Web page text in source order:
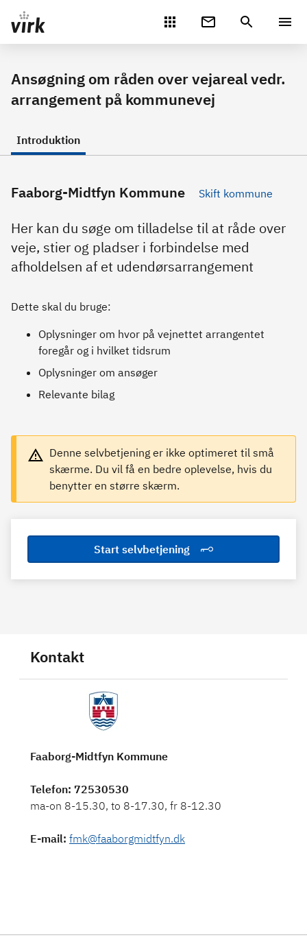
Gå direkte til indhold
Ansøgning om råden over vejareal vedr.
arrangement på kommunevej
Introduktion
Faaborg-Midtfyn Kommune Skift kommune
Her kan du søge om tilladelse til at råde over
veje, stier og pladser i forbindelse med
afholdelsen af et udendørsarrangement
Dette skal du bruge:
Oplysninger om hvor på vejnettet arrangentet
foregår og i hvilket tidsrum
Oplysninger om ansøger
Relevante bilag
Denne selvbetjening er ikke optimeret til små
skærme. Du vil få en bedre oplevelse, hvis du
benytter en større skærm.
Start selvbetjening
Kontakt
Faaborg-Midtfyn Kommune
Telefon: 72530530
E-mail: fmk@faaborgmidtfyn.dk